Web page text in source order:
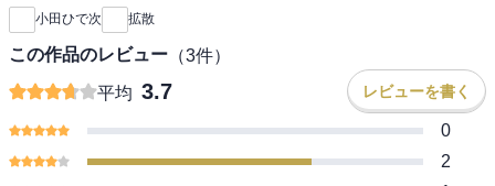
小田ひで次 拡散
この作品のレビュー （3件）
平均 3.7 レビューを書く
0
2